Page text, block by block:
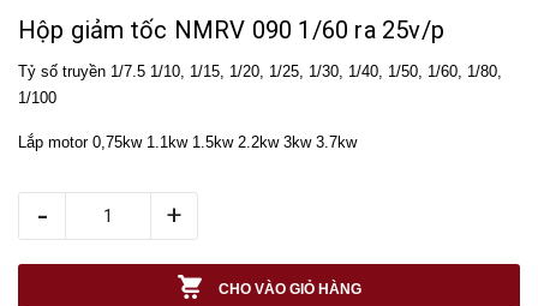
Hộp giảm tốc NMRV 090 1/60 ra 25v/p
Tỷ số truyền 1/7.5 1/10, 1/15, 1/20, 1/25, 1/30, 1/40, 1/50, 1/60, 1/80,
1/100
Lắp motor 0,75kw 1.1kw 1.5kw 2.2kw 3kw 3.7kw
- +
CHO VÀO GIỎ HÀNG